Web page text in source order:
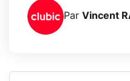
Par Vincent